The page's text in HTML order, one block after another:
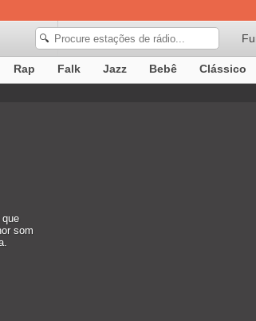
🔍
Rap Falk Jazz Bebê Clássico
som